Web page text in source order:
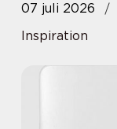
07 juli 2026
Inspiration